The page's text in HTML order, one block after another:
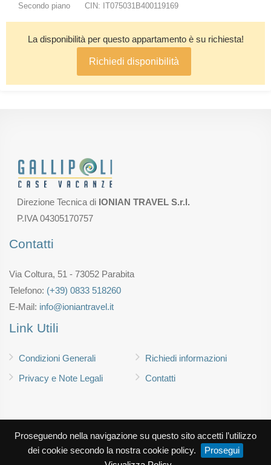
Proseguendo nella navigazione su questo sito accetti l’utilizzo
dei cookie secondo la nostra cookie policy.
Prosegui
Secondo piano CIN: IT075031B400119169
La disponibilità per questo appartamento è su richiesta!
Richiedi disponibilità
Direzione Tecnica di IONIAN TRAVEL S.r.l.
P.IVA 04305170757
Contatti
Via Coltura, 51 - 73052 Parabita
Telefono: (+39) 0833 518260
E-Mail: info@ioniantravel.it
Link Utili
Condizioni Generali
Privacy e Note Legali
Richiedi informazioni
Contatti